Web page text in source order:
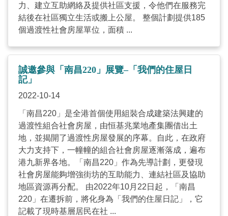
力、建立互助網絡及提供社區支援，令他們在服務完
結後在社區獨立生活或搬上公屋。 整個計劃提供185
個過渡性社會房屋單位，面積 ...
誠邀參與「南昌220」展覽–「我們的住屋日
記」
2022-10-14
「南昌220」是全港首個使用組裝合成建築法興建的
過渡性組合社會房屋，由恒基兆業地產集團借出土
地，並揭開了過渡性房屋發展的序幕。自此，在政府
大力支持下，一幢幢的組合社會房屋逐漸落成，遍布
港九新界各地。「南昌220」作為先導計劃，更發現
社會房屋能夠增強街坊的互助能力、連結社區及協助
地區資源再分配。 由2022年10月22日起，「南昌
220」在遷拆前，將化身為「我們的住屋日記」，它
記載了現時基層居民在社 ...